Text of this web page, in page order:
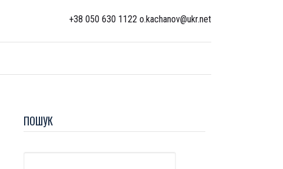
+38 050 630 1122 o.kachanov@ukr.net
ПОШУК